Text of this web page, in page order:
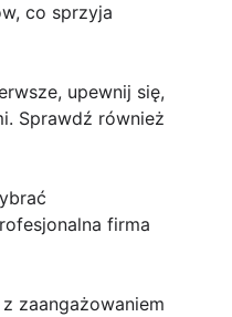
co sprzyja
upewnij się,
Sprawdź również
firma
zaangażowaniem